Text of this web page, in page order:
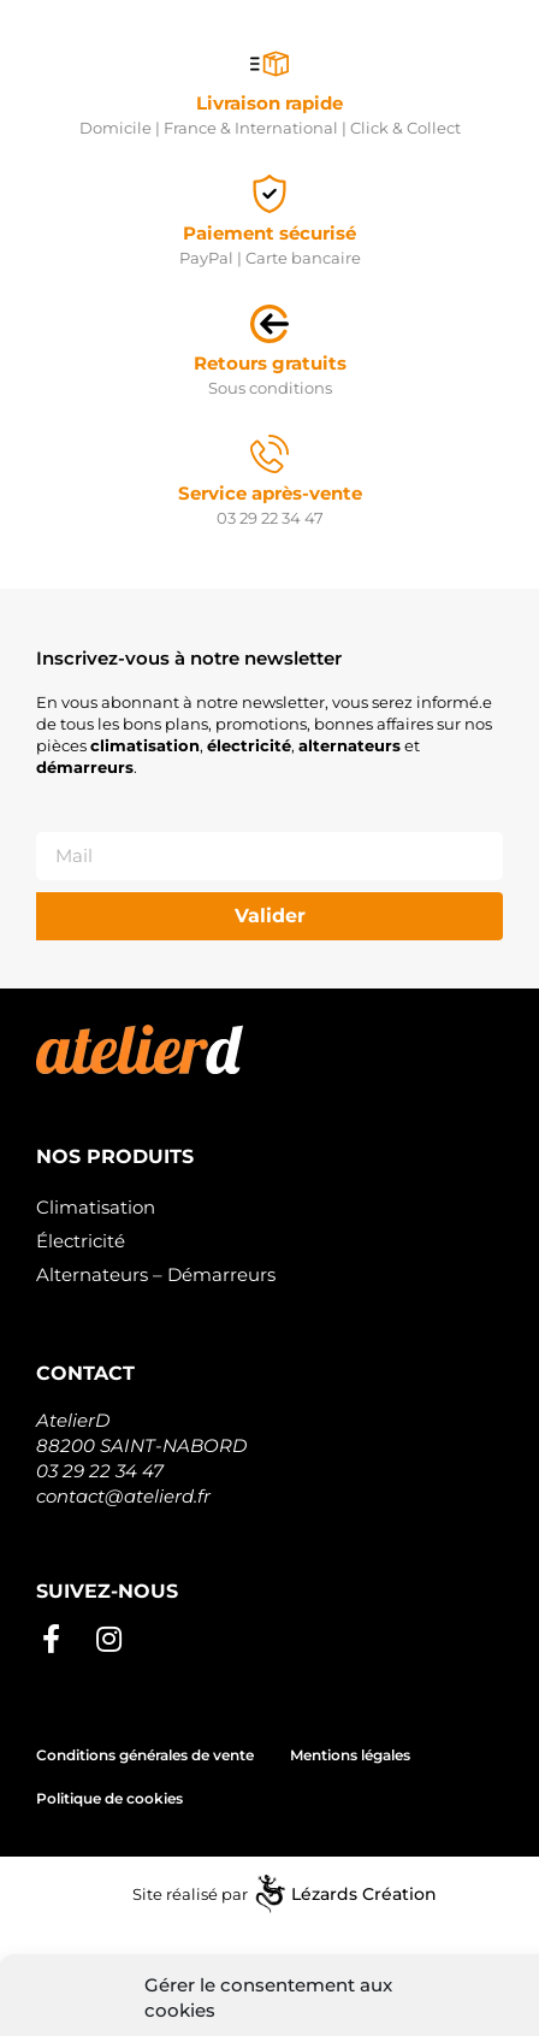
Gérer le consentement aux
cookies
Livraison rapide
Domicile | France & International | Click & Collect
Paiement sécurisé
PayPal | Carte bancaire
Retours gratuits
Sous conditions
Service après-vente
03 29 22 34 47
Inscrivez-vous à notre newsletter
En vous abonnant à notre newsletter, vous serez informé.e
de tous les bons plans, promotions, bonnes affaires sur nos
piècesclimatisation, électricité, alternateurset
démarreurs.
Valider
NOS PRODUITS
Climatisation
Électricité
Alternateurs – Démarreurs
CONTACT
AtelierD
88200 SAINT-NABORD
03 29 22 34 47
contact@atelierd.fr
SUIVEZ-NOUS
Conditions générales de vente Mentions légales
Politique de cookies
Site réalisé par Lézards Création